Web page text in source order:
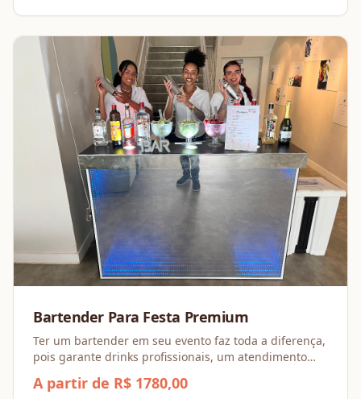
Bartender Para Festa Premium
Ter um bartender em seu evento faz toda a diferença,
pois garante drinks profissionais, um atendimento
convidados.
A partir de R$ 1780,00